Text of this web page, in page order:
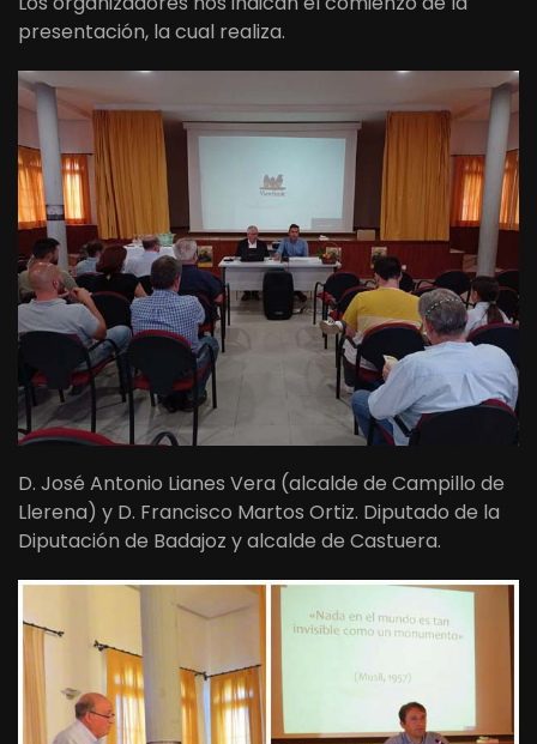
presentación, la cual realiza.
D. José Antonio Lianes Vera (alcalde de Campillo de
Llerena) y D. Francisco Martos Ortiz. Diputado de la
Diputación de Badajoz y alcalde de Castuera.